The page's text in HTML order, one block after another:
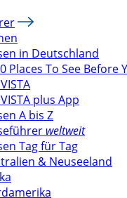
in Deutschland
Places To See Before
plus App
A bis Z
weltweit
Tag für Tag
& Neuseeland